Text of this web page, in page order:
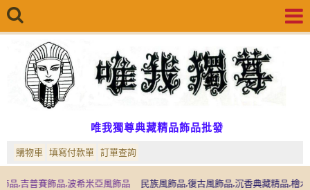
唯我獨尊典藏精品飾品批發
購物車 填寫付款單 訂單查詢
飾品,波希米亞風飾品 民族風飾品,復古風飾品,沉香典藏精品,檜木典藏精